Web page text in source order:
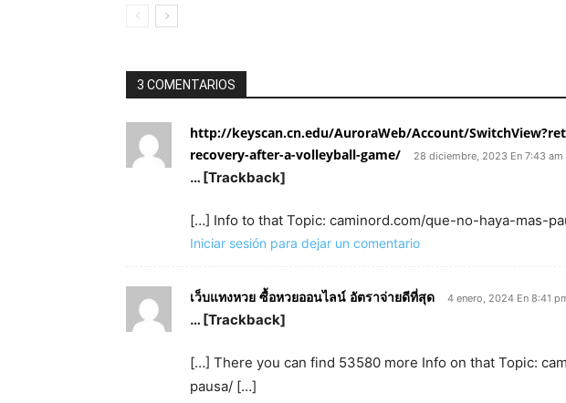
3 COMENTARIOS
http://keyscan.cn.edu/AuroraWeb/Account/
recovery-after-a-volleyball-game/
28 diciembre, 2023 En 7:43 am
… [Trackback]
[…] Info to that Topic: caminord.com/que-no-haya-mas-
Iniciar sesión para dejar un comentario
เว็บแทงหวย ซื้อหวยออนไลน์ อัตราจ่ายดีที่สุด 4 enero, 2024 En 8:41
… [Trackback]
[…] There you can find 53580 more Info on that Topic:
pausa/ […]